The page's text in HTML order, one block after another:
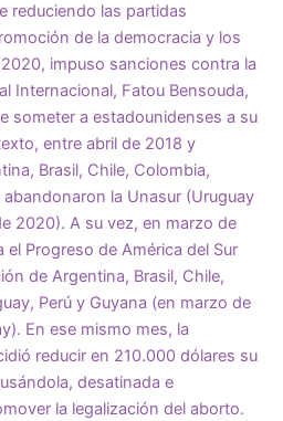
reduciendo las partidas
de la democracia y los
impuso sanciones contra la
Internacional, Fatou Bensouda,
someter a estadounidenses a su
entre abril de 2018 y
Brasil, Chile, Colombia,
abandonaron la Unasur (Uruguay
2020). A su vez, en marzo de
el Progreso de América del Sur
de Argentina, Brasil, Chile,
Perú y Guyana (en marzo de
En ese mismo mes, la
reducir en 210.000 dólares su
desatinada e
la legalización del aborto.